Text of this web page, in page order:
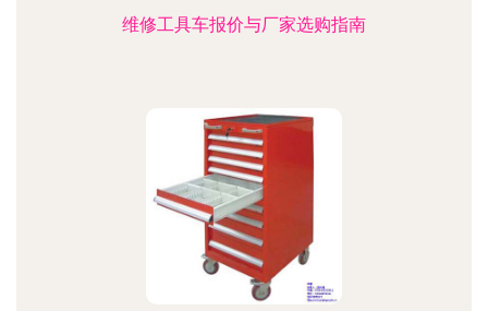
维修工具车报价与厂家选购指南